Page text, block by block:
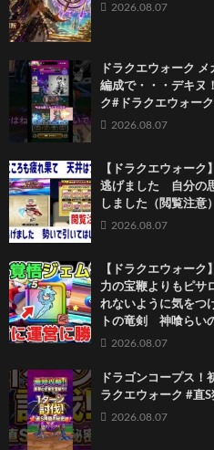
2026.08.07
ドラクエウォーク
編成で・・・デキヌ
ク#ドラクエウォー
2026.08.07
【ドラクエウォー
逃げました 自分の
しました（閲覧注意）
2026.08.07
【ドラクエウォー
力の宝鞭よりもピサ
れないように気をつ
トの竜剣 神喰らい
2026.08.07
ドラゴンコープス
ラクエウォーク #直
2026.08.07